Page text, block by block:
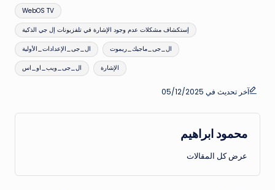
WebOS TV
إستكشاف مشكلات عدم وجود الإشارة في تلفزيونات إل جي الذكية
ال_جى_الإعدادات_الأولية ال_جى_ماجيك_ريموت
ال_جى_ويب_او_اس الإشارة
آخر تحديث في 05/12/2025
محمود ابراهيم
عرض كل المقالات